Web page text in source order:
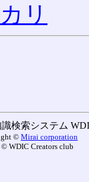
リ
検索システム
© Mirai corporation
WDIC Creators club